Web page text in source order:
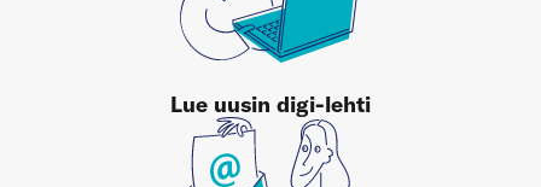
Lue uusin digi-lehti